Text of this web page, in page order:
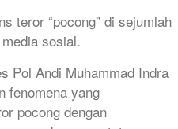
teror “pocong” di sejumlah
sosial.
Pol Andi Muhammad Indra
fenomena yang
pocong dengan